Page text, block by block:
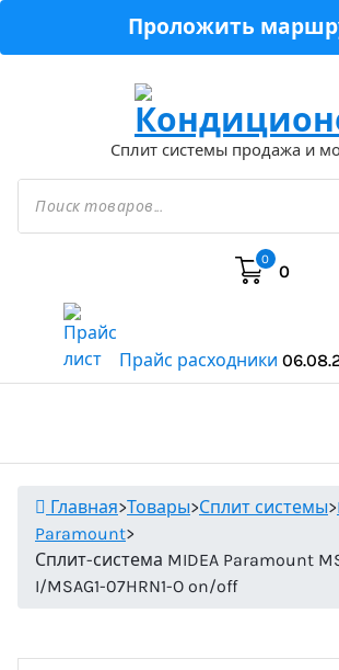
Проложить
Сплит системы продажа и
Поиск
товаров
0
0
Прайс расходники
Главная>Товары>Сплит системы>
Paramount>
Сплит-система MIDEA Paramount
I/MSAG1-07HRN1-O on/off